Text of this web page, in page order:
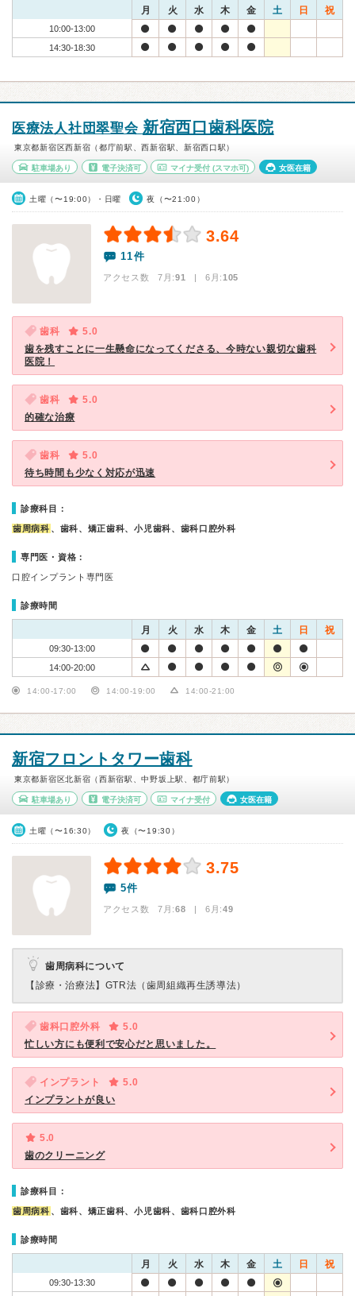
月 火 水 木 金 土 日 祝
10:00-13:00
14:30-18:30
医療法人社団翠聖会 新宿西口歯科医院
東京都新宿区西新宿（都庁前駅、西新宿駅、新宿西口駅）
駐車場あり 電子決済可 マイナ受付 (スマホ可) 女医在籍
土曜（〜19:00）・日曜 夜（〜21:00）
3.64
11件
アクセス数 7月:91 | 6月:105
歯科
5.0
歯を残すことに一生懸命になってくださる、今時ない親切な歯科
医院！
歯科
5.0
的確な治療
歯科
5.0
待ち時間も少なく対応が迅速
診療科目：
歯周病科 、歯科、矯正歯科、小児歯科、歯科口腔外科
専門医・資格：
口腔インプラント専門医
診療時間
月 火 水 木 金 土 日 祝
09:30-13:00
14:00-20:00
14:00-17:00 14:00-19:00 14:00-21:00
新宿フロントタワー歯科
東京都新宿区北新宿（西新宿駅、中野坂上駅、都庁前駅）
駐車場あり 電子決済可 マイナ受付 女医在籍
土曜（〜16:30） 夜（〜19:30）
3.75
5件
アクセス数 7月:68 | 6月:49
歯周病科について
【診療・治療法】 GTR法（歯周組織再生誘導法）
歯科口腔外科
5.0
忙しい方にも便利で安心だと思いました。
インプラント
5.0
インプラントが良い
5.0
歯のクリーニング
診療科目：
歯周病科 、歯科、矯正歯科、小児歯科、歯科口腔外科
診療時間
月 火 水 木 金 土 日 祝
09:30-13:30